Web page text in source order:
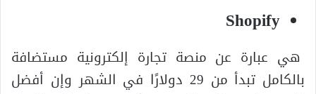
Shopify
هي عبارة عن منصة تجارة إلكترونية مستضافة
بالكامل تبدأ من 29 دولارًا في الشهر وإن أفضل